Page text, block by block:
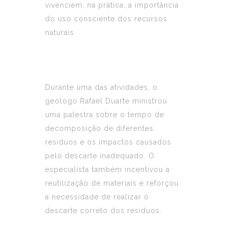
vivenciem, na prática, a importância
do uso consciente dos recursos
naturais.
Durante uma das atividades, o
geólogo Rafael Duarte ministrou
uma palestra sobre o tempo de
decomposição de diferentes
resíduos e os impactos causados
pelo descarte inadequado. O
especialista também incentivou a
reutilização de materiais e reforçou
a necessidade de realizar o
descarte correto dos resíduos.